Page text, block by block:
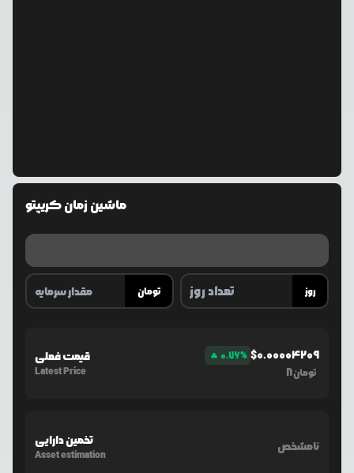
ماشین زمان کریپتو
تومان روز
قیمت فعلی
Latest Price
0.76% $0.00004209
8تومان
تخمین دارایی
Asset estimation
نامشخص